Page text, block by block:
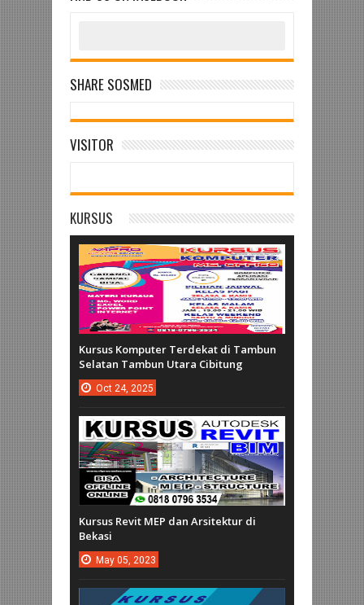
SHARE SOSMED
VISITOR
KURSUS
Kursus Komputer Terdekat di Tambun
Selatan Tambun Utara Cibitung
Oct 24, 2025
Kursus Revit MEP dan Arsitektur di
Bekasi
May 05, 2023